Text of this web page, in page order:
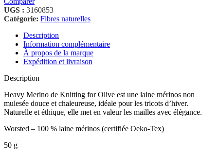
UGS : 3160853
Catégorie: Fibres naturelles
Description
Information complémentaire
À propos de la marque
Expédition et livraison
Description
Heavy Merino de Knitting for Olive est une laine mérinos non
mulesée douce et chaleureuse, idéale pour les tricots d’hiver.
Naturelle et éthique, elle met en valeur les mailles avec élégance.
Worsted – 100 % laine mérinos (certifiée Oeko-Tex)
50 g